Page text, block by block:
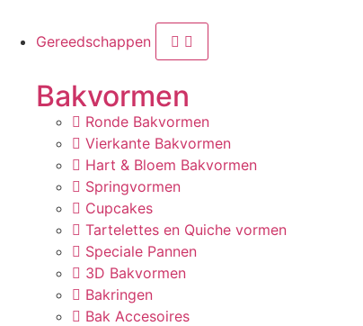
Gereedschappen
Bakvormen
Ronde Bakvormen
Vierkante Bakvormen
Hart & Bloem Bakvormen
Springvormen
Cupcakes
Tartelettes en Quiche vormen
Speciale Pannen
3D Bakvormen
Bakringen
Bak Accesoires